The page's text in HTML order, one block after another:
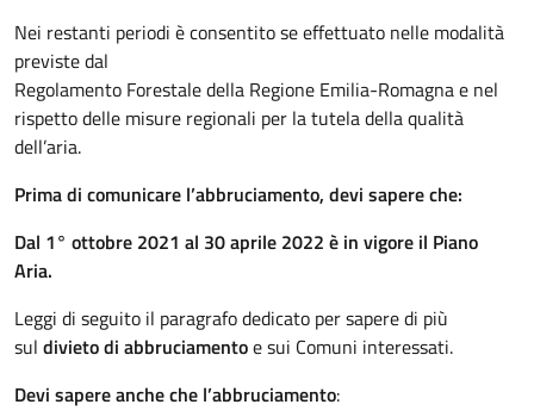
Nei restanti periodi è consentito se effettuato nelle modalità
previste dal
Regolamento Forestale della Regione Emilia-Romagna e nel
rispetto delle misure regionali per la tutela della qualità
dell’aria.
Prima di comunicare l’abbruciamento, devi sapere che:
Dal 1° ottobre 2021 al 30 aprile 2022 è in vigore il Piano
Aria.
Leggi di seguito il paragrafo dedicato per sapere di più
sul divieto di abbruciamentoe sui Comuni interessati.
Devi sapere anche che l’abbruciamento: